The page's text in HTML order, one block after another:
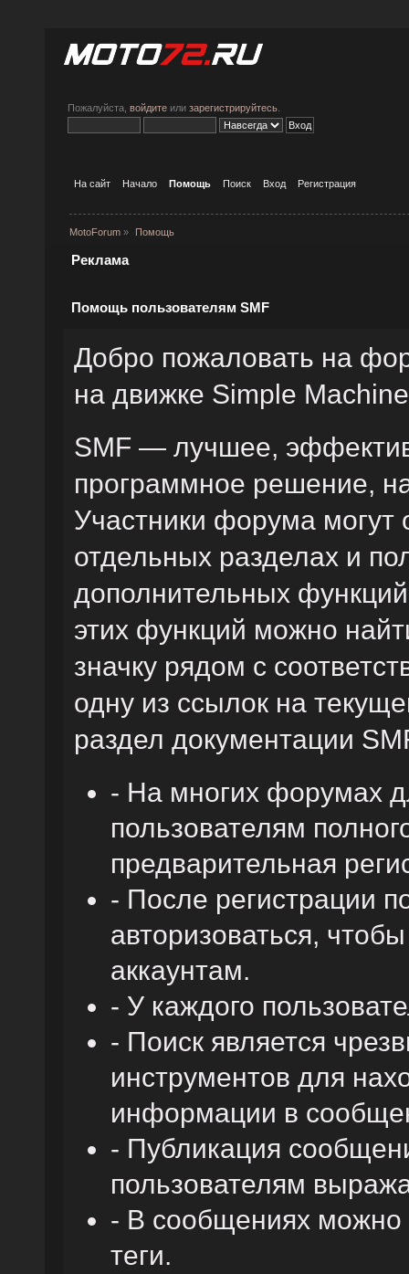
Пожалуйста, войдите или зарегистрируйтесь
На сайт Начало Помощь Поиск Вход Регистрация
MotoForum » Помощь
Реклама
Помощь пользователям SMF
Добро пожаловать на
на движке Simple
SMF — лучшее,
программное решение,
Участники форума
отдельных разделах и
дополнительных
этих функций можно
значку рядом с
одну из ссылок на
раздел документации
- На многих форумах
пользователям
предварительная
- После регистрации
авторизоваться,
аккаунтам.
- У каждого
- Поиск является
инструментов для
информации в
- Публикация
пользователям
- В сообщениях можно
теги.